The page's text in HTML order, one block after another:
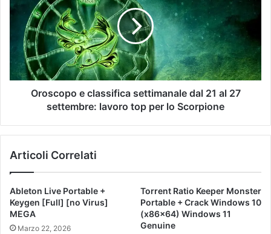
Oroscopo e classifica settimanale dal 21 al 27
settembre: lavoro top per lo Scorpione
Articoli Correlati
Ableton Live Portable +
Keygen [Full] [no Virus]
MEGA
Marzo 22, 2026
Torrent Ratio Keeper Monster
Portable + Crack Windows 10
(x86x64) Windows 11
Genuine